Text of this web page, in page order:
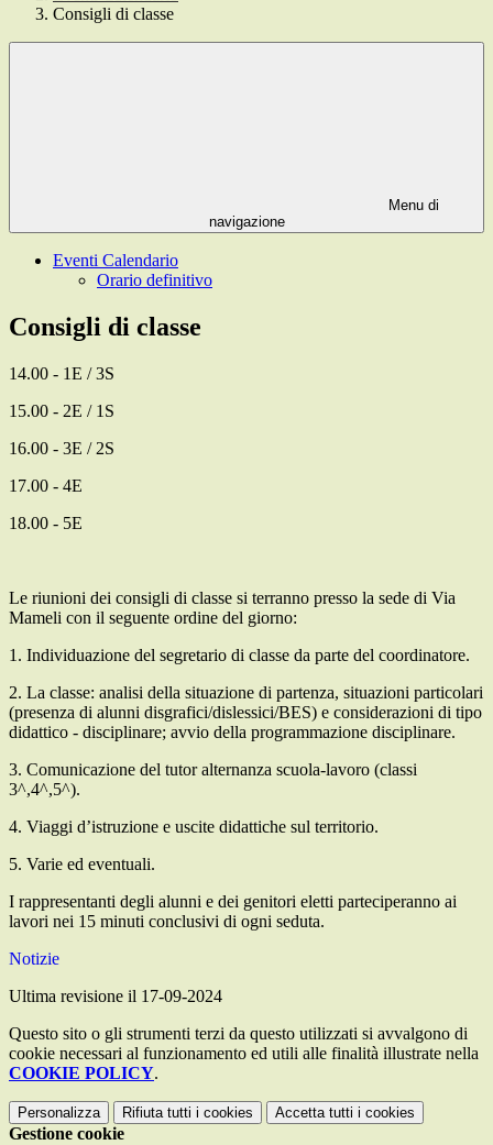
Consigli di classe
Menu di
navigazione
Eventi Calendario
Orario definitivo
Consigli di classe
14.00 - 1E / 3S
15.00 - 2E / 1S
16.00 - 3E / 2S
17.00 - 4E
18.00 - 5E
Le riunioni dei consigli di classe si terranno presso la sede di Via
Mameli con il seguente ordine del giorno:
1. Individuazione del segretario di classe da parte del coordinatore.
2. La classe: analisi della situazione di partenza, situazioni particolari
(presenza di alunni disgrafici/dislessici/BES) e considerazioni di tipo
didattico - disciplinare; avvio della programmazione disciplinare.
3. Comunicazione del tutor alternanza scuola-lavoro (classi
3^,4^,5^).
4. Viaggi d’istruzione e uscite didattiche sul territorio.
5. Varie ed eventuali.
I rappresentanti degli alunni e dei genitori eletti parteciperanno ai
lavori nei 15 minuti conclusivi di ogni seduta.
Notizie
Ultima revisione il 17-09-2024
Questo sito o gli strumenti terzi da questo utilizzati si avvalgono di
cookie necessari al funzionamento ed utili alle finalità illustrate nella
COOKIE POLICY.
Personalizza Rifiuta tutti i cookies Accetta tutti i cookies
Gestione cookie